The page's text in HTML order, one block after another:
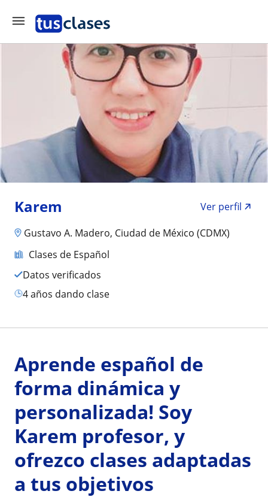
Karem
Ver perfil
Gustavo A. Madero, Ciudad de México (CDMX)
Clases de Español
Datos verificados
4 años dando clase
Aprende español de
forma dinámica y
personalizada! Soy
Karem profesor, y
ofrezco clases adaptadas
a tus objetivos